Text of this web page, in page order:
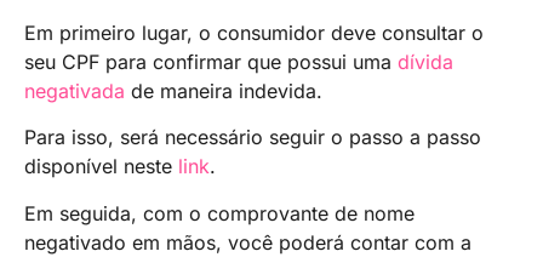
Em primeiro lugar, o consumidor deve consultar o
seu CPF para confirmar que possui uma dívida
negativada de maneira indevida.
Para isso, será necessário seguir o passo a passo
disponível neste link.
Em seguida, com o comprovante de nome
negativado em mãos, você poderá contar com a